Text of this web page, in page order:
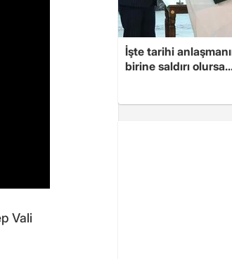
Vali
İşte tarihi
birine saldırı